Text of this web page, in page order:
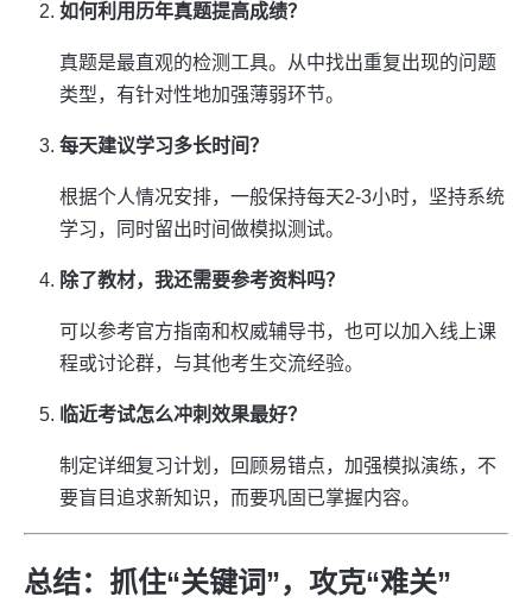
如何利用历年真题提高成绩？
真题是最直观的检测工具。从中找出重复出现的问题
类型，有针对性地加强薄弱环节。
每天建议学习多长时间？
根据个人情况安排，一般保持每天2-3小时，坚持系统
学习，同时留出时间做模拟测试。
除了教材，我还需要参考资料吗？
可以参考官方指南和权威辅导书，也可以加入线上课
程或讨论群，与其他考生交流经验。
临近考试怎么冲刺效果最好？
制定详细复习计划，回顾易错点，加强模拟演练，不
要盲目追求新知识，而要巩固已掌握内容。
总结：抓住“关键词”，攻克“难关”